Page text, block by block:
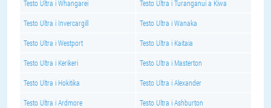
Testo Ultra i Whangarei Testo Ultra i Turanganui a Kiwa
Testo Ultra i Invercargill Testo Ultra i Wanaka
Testo Ultra i Westport Testo Ultra i Kaitaia
Testo Ultra i Kerikeri Testo Ultra i Masterton
Testo Ultra i Hokitika Testo Ultra i Alexander
Testo Ultra i Ardmore Testo Ultra i Ashburton